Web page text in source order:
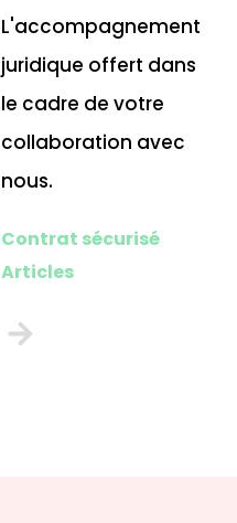
L'accompagnement
juridique offert dans
le cadre de votre
collaboration avec
nous.
Contrat sécurisé
Articles